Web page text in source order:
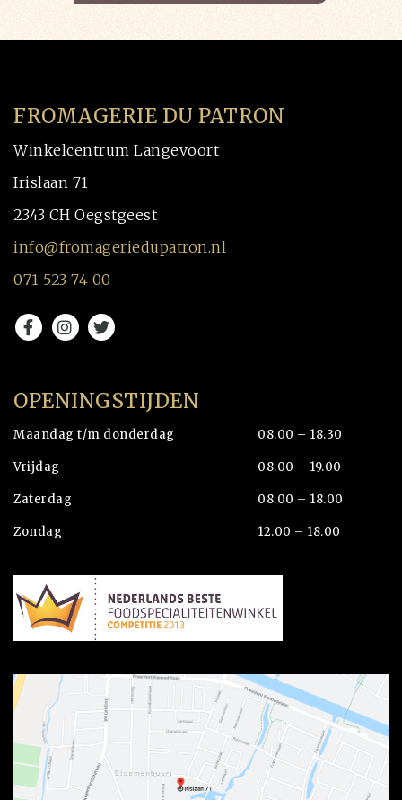
FROMAGERIE DU PATRON
Winkelcentrum Langevoort
Irislaan 71
2343 CH Oegstgeest
info@fromageriedupatron.nl
071 523 74 00
OPENINGSTIJDEN
Maandag t/m donderdag 08.00 – 18.30
Vrijdag 08.00 – 19.00
Zaterdag 08.00 – 18.00
Zondag 12.00 – 18.00